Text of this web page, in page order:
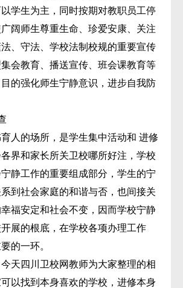
学生为主，同时按期对教职员工停
阔师生尊重生命、珍爱安康、关注
、守法、学校法制校规的重要宣传
会教育、播送宣传、班会课教育等
的强化师生宁静意识，进步自我防
的场所，是学生集中活动和 进修
界和家长所关卫校哪所好注，学校
静工作的重要组成部分，学生的宁
到社会家庭的和谐与否，也间接关
福安定和社会不变，因而学校宁静
展的根底，在学校各项办理工作
的一环。
四川卫校网教师为大家整理的相
以找到本身喜欢的学校，进修本身